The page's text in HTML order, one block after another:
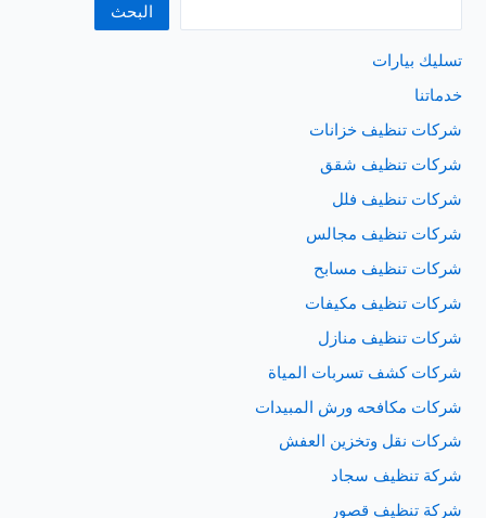
البحث
تسليك بيارات
خدماتنا
شركات تنظيف خزانات
شركات تنظيف شقق
شركات تنظيف فلل
شركات تنظيف مجالس
شركات تنظيف مسابح
شركات تنظيف مكيفات
شركات تنظيف منازل
شركات كشف تسربات المياة
شركات مكافحه ورش المبيدات
شركات نقل وتخزين العفش
شركة تنظيف سجاد
شركة تنظيف قصور